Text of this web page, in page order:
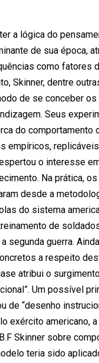
a lógica do
de sua época,
como fatores
Skinner, dentre
de se conceber
Seus
do comportamento
empíricos,
o interesse
Na prática,
desde a
do sistema
de
segunda guerra.
a respeito
atribui o
Um possível
de “desenho
exército americano,
Skinner sobre
teria sido